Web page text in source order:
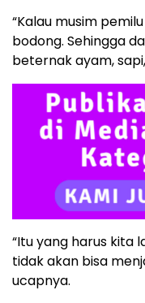
“Kalau musim
bodong. Sehingga
beternak ayam,
“Itu yang harus kita
tidak akan bisa
ucapnya.